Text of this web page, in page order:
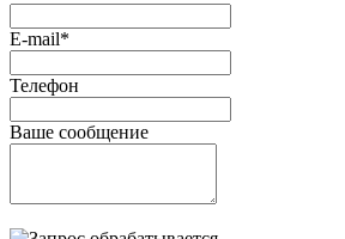
E-mail*
Телефон
Ваше сообщение